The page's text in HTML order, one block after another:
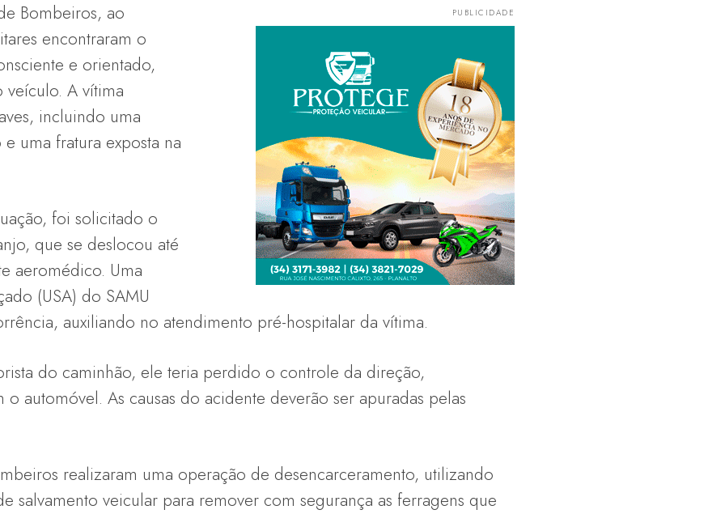
Bombeiros, ao
encontraram o
e orientado,
veículo. A vítima
incluindo uma
uma fratura exposta na
foi solicitado o
que se deslocou até
aeromédico. Uma
(USA) do SAMU
auxiliando no atendimento pré-hospitalar da vítima.
do caminhão, ele teria perdido o controle da direção,
automóvel. As causas do acidente deverão ser apuradas pelas
realizaram uma operação de desencarceramento, utilizando
salvamento veicular para remover com segurança as ferragens que